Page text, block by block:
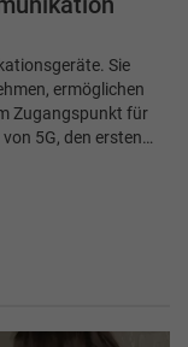
Sie
ermöglichen
Zugangspunkt für
5G, den ersten…